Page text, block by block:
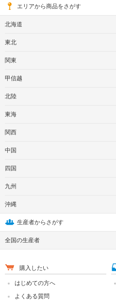
エリアから商品をさがす
北海道
東北
関東
甲信越
北陸
東海
関西
中国
四国
九州
沖縄
生産者からさがす
全国の生産者
購入したい
はじめての方へ
よくある質問